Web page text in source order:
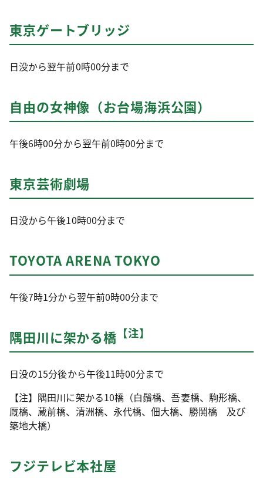
東京ゲートブリッジ
日没から翌午前0時00分まで
自由の女神像（お台場海浜公園）
午後6時00分から翌午前0時00分まで
東京芸術劇場
日没から午後10時00分まで
TOYOTA ARENA TOKYO
午後7時1分から翌午前0時00分まで
隅田川に架かる橋 【注】
日没の15分後から午後11時00分まで
【注】隅田川に架かる10橋（白鬚橋、吾妻橋、駒形橋、
厩橋、蔵前橋、清洲橋、永代橋、佃大橋、勝鬨橋 及び
築地大橋）
フジテレビ本社屋